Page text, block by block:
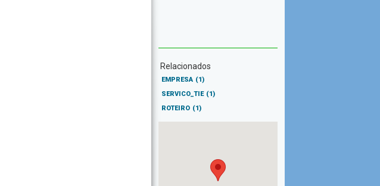
Relacionados
EMPRESA (1)
SERVICO_TIE (1)
ROTEIRO (1)